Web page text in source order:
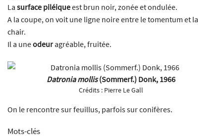
La surface piléiqueest brun noir, zonée et ondulée.
A la coupe, on voit une ligne noire entre le tomentum et la
chair.
Il a uneodeuragréable, fruitée.
Datronia mollis(Sommerf.) Donk, 1966
Crédits : Pierre Le Gall
On le rencontre sur feuillus, parfois sur conifères.
Mots-clés